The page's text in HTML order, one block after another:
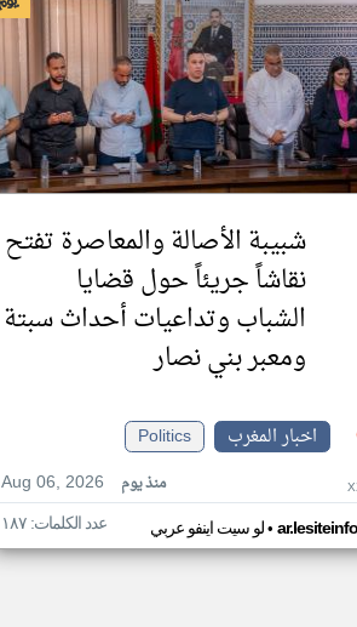
شبيبة الأصالة والمعاصرة تفتح
نقاشاً جريئاً حول قضايا
الشباب وتداعيات أحداث سبتة
ومعبر بني نصار
اخبار المغرب
Politics
Aug 06, 2026
منذ يوم
لو سيت اينفو عربي• عدد الكلمات: ١٨٧